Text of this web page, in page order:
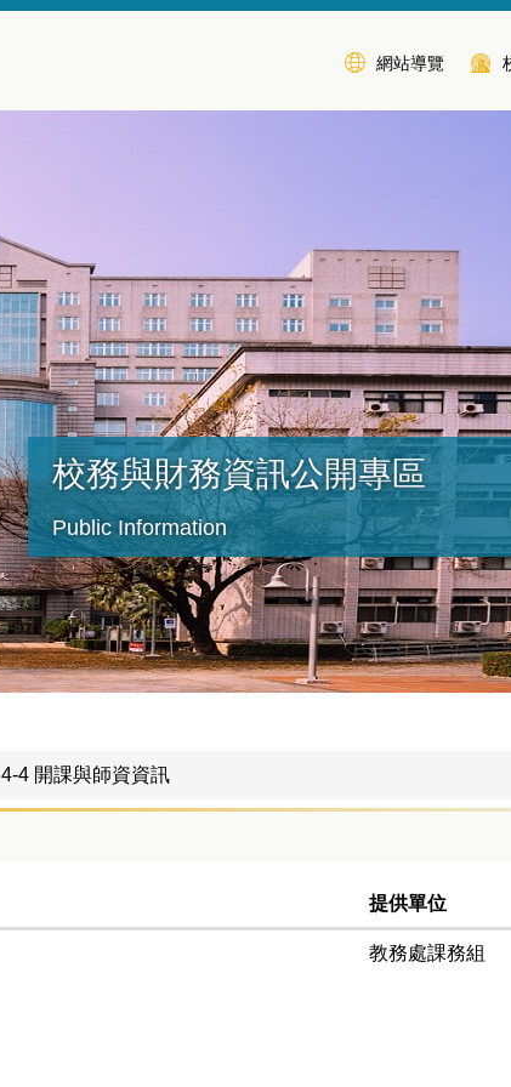
網站導覽
校務與財務資訊公開專區
Public Information
4-4 開課與師資資訊
提供單位
教務處課務組